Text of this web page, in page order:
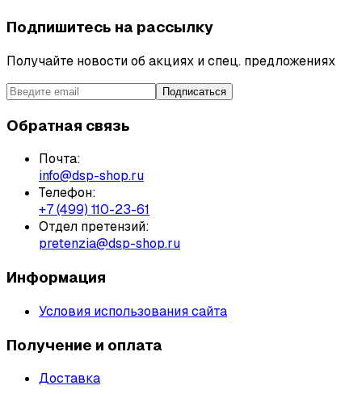
Подпишитесь на рассылку
Получайте новости об акциях и спец. предложениях
Подписаться
Обратная связь
Почта:
info@dsp-shop.ru
Телефон:
+7 (499) 110-23-61
Отдел претензий:
pretenzia@dsp-shop.ru
Информация
Условия использования сайта
Получение и оплата
Доставка